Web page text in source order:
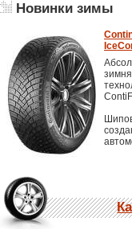
Новинки зимы